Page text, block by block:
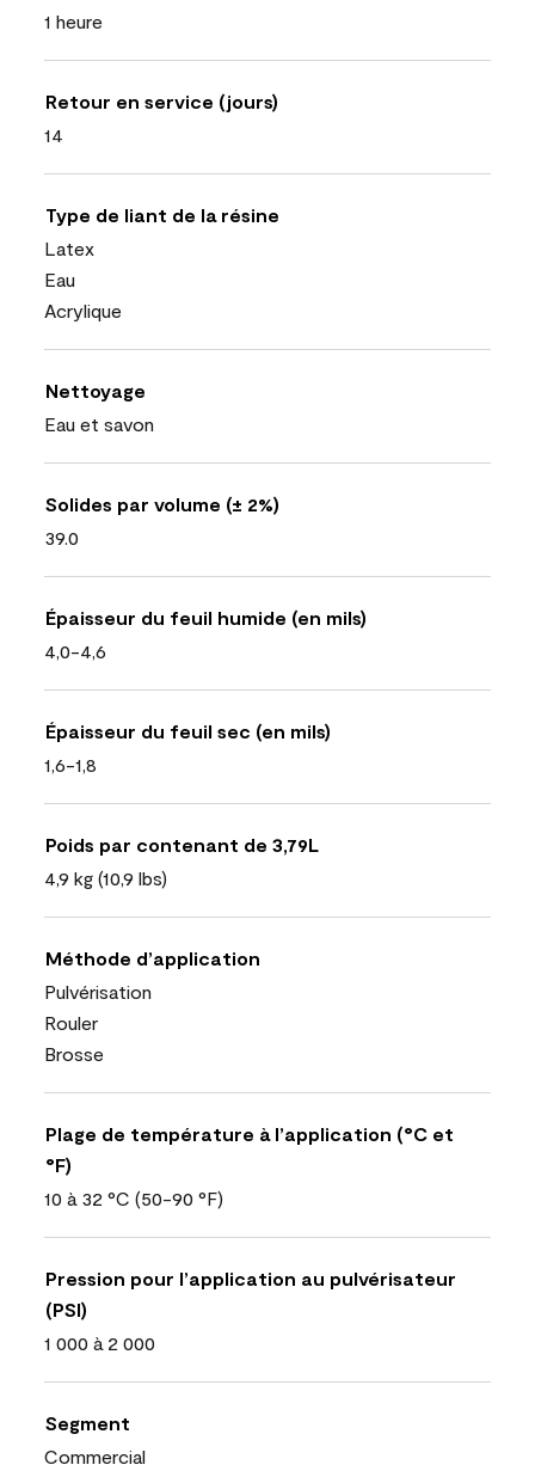
1 heure
Retour en service (jours)
14
Type de liant de la résine
Latex
Eau
Acrylique
Nettoyage
Eau et savon
Solides par volume (± 2%)
39.0
Épaisseur du feuil humide (en mils)
4,0-4,6
Épaisseur du feuil sec (en mils)
1,6-1,8
Poids par contenant de 3,79L
4,9 kg (10,9 lbs)
Méthode d’application
Pulvérisation
Rouler
Brosse
Plage de température à l’application (°C et
°F)
10 à 32 °C (50-90 °F)
Pression pour l’application au pulvérisateur
(PSI)
1 000 à 2 000
Segment
Commercial